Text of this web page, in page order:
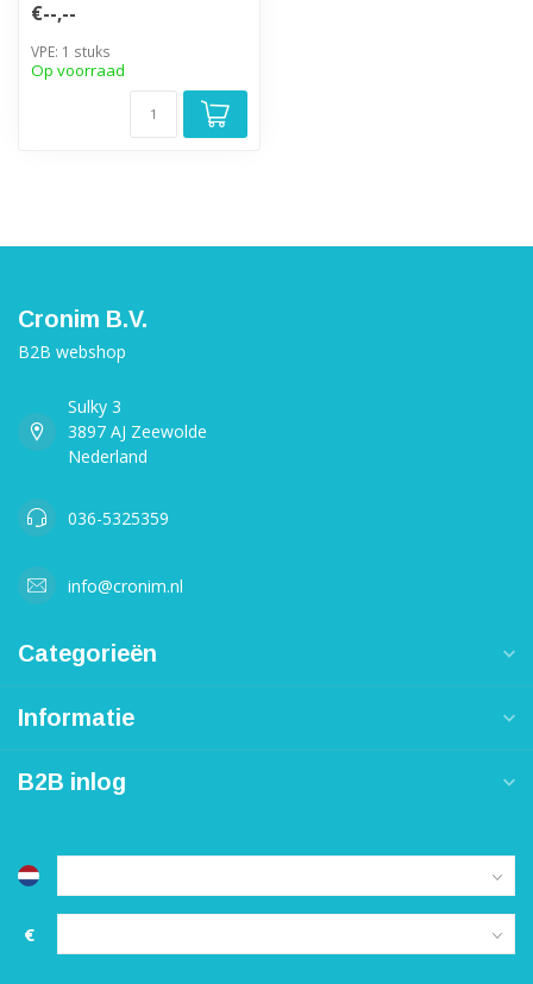
€--,--
VPE: 1 stuks
Op voorraad
Cronim B.V.
B2B webshop
Sulky 3
3897 AJ Zeewolde
Nederland
036-5325359
info@cronim.nl
Categorieën
Informatie
B2B inlog
€